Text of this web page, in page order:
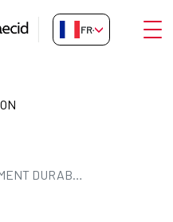
FR-FR
CULTURE ET DÉVELOPPEMENT DURABLE